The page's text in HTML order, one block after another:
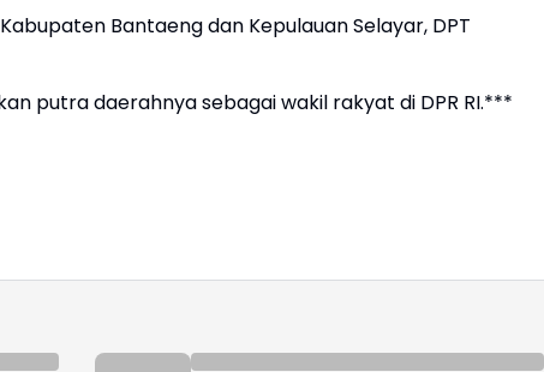
Bantaeng dan Kepulauan Selayar, DPT
putra daerahnya sebagai wakil rakyat di DPR RI.***